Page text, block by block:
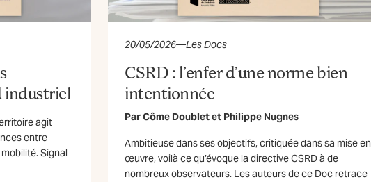
industriel
agit
entre
Signal
20/05/2026—Les Docs
CSRD : l’enfer d’une norme bien
intentionnée
ParCôme Doubletet Philippe Nugnes
Ambitieuse dans ses objectifs, critiquée dans sa mise en
œuvre, voilà ce qu’évoque la directive CSRD à de
nombreux observateurs. Les auteurs de ce Doc retrace